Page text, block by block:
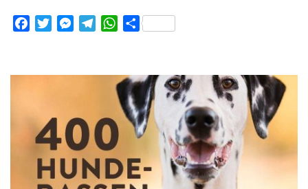
FacebookTwitterMessenger
TelegramWhatsApp
Teilen